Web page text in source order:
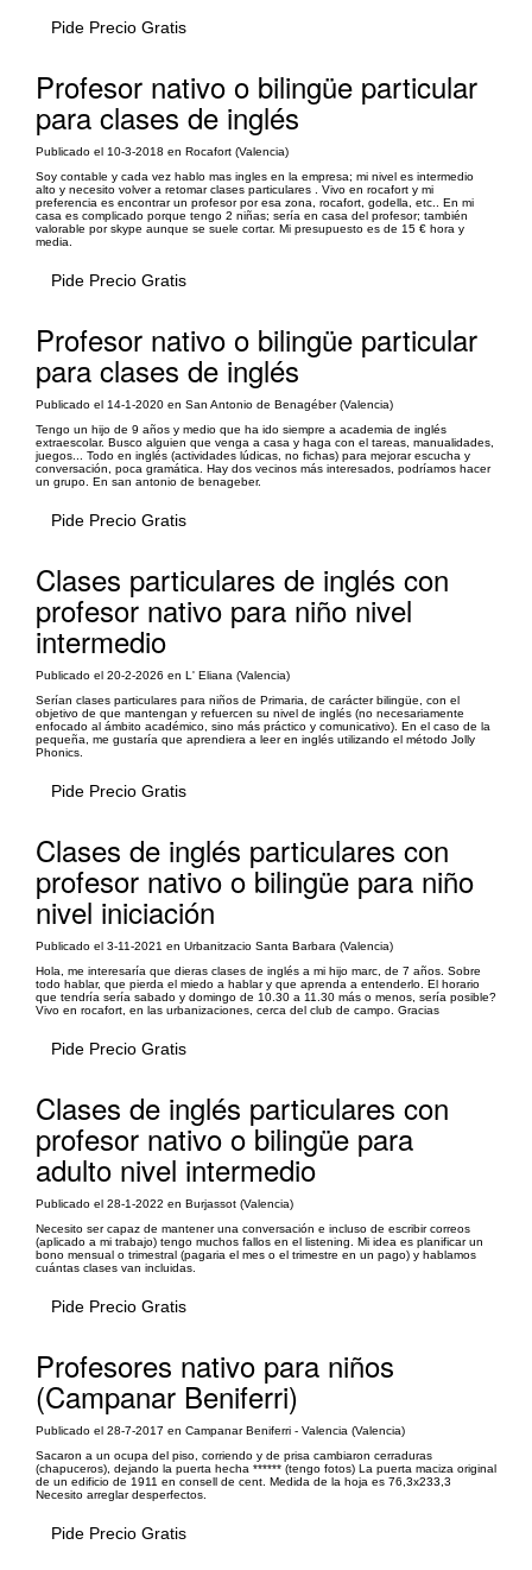
Pide Precio Gratis
Profesor nativo o bilingüe particular
para clases de inglés
Publicado el 10-3-2018 en Rocafort (Valencia)
Soy contable y cada vez hablo mas ingles en la empresa; mi nivel es intermedio
alto y necesito volver a retomar clases particulares . Vivo en rocafort y mi
preferencia es encontrar un profesor por esa zona, rocafort, godella, etc.. En mi
casa es complicado porque tengo 2 niñas; sería en casa del profesor; también
valorable por skype aunque se suele cortar. Mi presupuesto es de 15 € hora y
media.
Pide Precio Gratis
Profesor nativo o bilingüe particular
para clases de inglés
Publicado el 14-1-2020 en San Antonio de Benagéber (Valencia)
Tengo un hijo de 9 años y medio que ha ido siempre a academia de inglés
extraescolar. Busco alguien que venga a casa y haga con el tareas, manualidades,
juegos... Todo en inglés (actividades lúdicas, no fichas) para mejorar escucha y
conversación, poca gramática. Hay dos vecinos más interesados, podríamos hacer
un grupo. En san antonio de benageber.
Pide Precio Gratis
Clases particulares de inglés con
profesor nativo para niño nivel
intermedio
Publicado el 20-2-2026 en L' Eliana (Valencia)
Serían clases particulares para niños de Primaria, de carácter bilingüe, con el
objetivo de que mantengan y refuercen su nivel de inglés (no necesariamente
enfocado al ámbito académico, sino más práctico y comunicativo). En el caso de la
pequeña, me gustaría que aprendiera a leer en inglés utilizando el método Jolly
Phonics.
Pide Precio Gratis
Clases de inglés particulares con
profesor nativo o bilingüe para niño
nivel iniciación
Publicado el 3-11-2021 en Urbanitzacio Santa Barbara (Valencia)
Hola, me interesaría que dieras clases de inglés a mi hijo marc, de 7 años. Sobre
todo hablar, que pierda el miedo a hablar y que aprenda a entenderlo. El horario
que tendría sería sabado y domingo de 10.30 a 11.30 más o menos, sería posible?
Vivo en rocafort, en las urbanizaciones, cerca del club de campo. Gracias
Pide Precio Gratis
Clases de inglés particulares con
profesor nativo o bilingüe para
adulto nivel intermedio
Publicado el 28-1-2022 en Burjassot (Valencia)
Necesito ser capaz de mantener una conversación e incluso de escribir correos
(aplicado a mi trabajo) tengo muchos fallos en el listening. Mi idea es planificar un
bono mensual o trimestral (pagaria el mes o el trimestre en un pago) y hablamos
cuántas clases van incluidas.
Pide Precio Gratis
Profesores nativo para niños
(Campanar Beniferri)
Publicado el 28-7-2017 en Campanar Beniferri - Valencia (Valencia)
Sacaron a un ocupa del piso, corriendo y de prisa cambiaron cerraduras
(chapuceros), dejando la puerta hecha ****** (tengo fotos) La puerta maciza original
de un edificio de 1911 en consell de cent. Medida de la hoja es 76,3x233,3
Necesito arreglar desperfectos.
Pide Precio Gratis